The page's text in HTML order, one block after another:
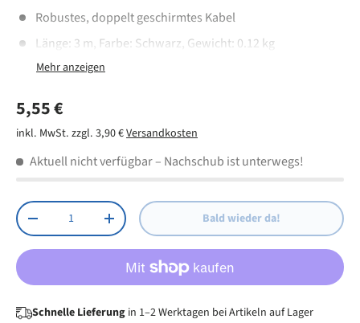
Robustes, doppelt geschirmtes Kabel
Länge: 3 m, Farbe: Schwarz, Gewicht: 0.12 kg
Hochwertige Verarbeitung, vergoldete Anschlüsse
Normaler Preis
5,55 €
inkl. MwSt. zzgl. 3,90 €Versandkosten
Aktuell nicht verfügbar– Nachschub ist unterwegs!
Anzahl
Menge verringernMenge erhöhen Bald wieder da!
Schnelle Lieferung in 1–2 Werktagen bei Artikeln auf Lager